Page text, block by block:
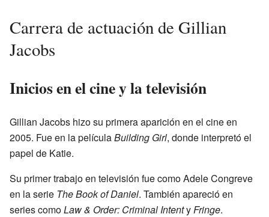
Carrera de actuación de Gillian
Jacobs
Inicios en el cine y la televisión
Gillian Jacobs hizo su primera aparición en el cine en
2005. Fue en la películaBuilding Girl, donde interpretó el
papel de Katie.
Su primer trabajo en televisión fue como Adele Congreve
en la serie The Book of Daniel. También apareció en
series comoLaw & Order: Criminal IntentyFringe.